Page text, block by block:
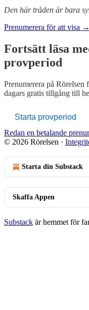
Den här tråden är bara
Prenumerera för att visa →
Fortsätt läsa
provperiod
Prenumerera på Rörelsen
dagars gratis tillgång till
Starta provperiod
Redan en betalande
© 2026 Rörelsen ·
Starta din Substack
Skaffa Appen
Substack är hemmet för